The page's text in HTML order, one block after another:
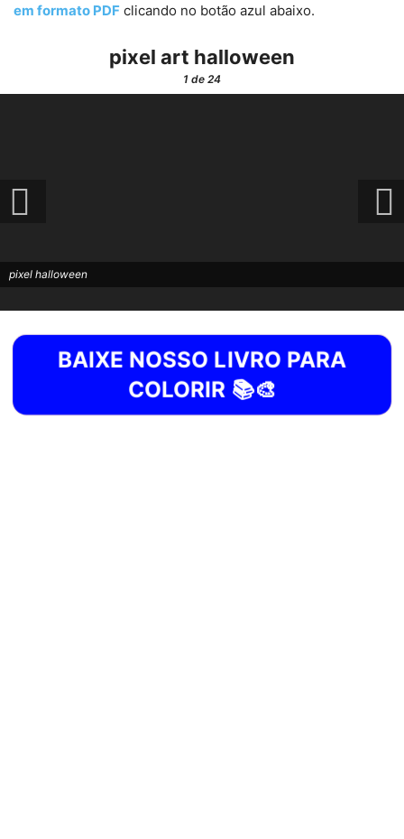
em formato PDF clicando no botão azul abaixo.
pixel art halloween
1 de 24
pixel halloween
BAIXE NOSSO LIVRO PARA
COLORIR 📚🎨